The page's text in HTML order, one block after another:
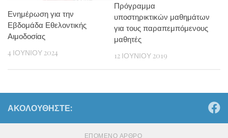
Ενημέρωση για την
Εβδομάδα Εθελοντικής
Αιμοδοσίας
4 ΙΟΥΝΊΟΥ 2024
Πρόγραμμα
υποστηρικτικών μαθημάτων
για τους παραπεμπόμενους
μαθητές
12 ΙΟΥΝΊΟΥ 2019
ΑΚΟΛΟΥΘΉΣΤΕ:
ΕΠΌΜΕΝΟ ΆΡΘΡΟ